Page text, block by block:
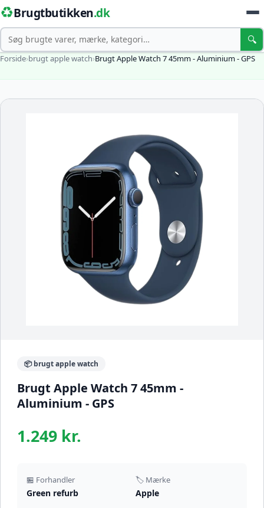
♻️Brugtbutikken.dk
Søg 🔍
Forside›brugt apple watch›Brugt Apple Watch 7 45mm - Aluminium - GPS
📦 brugt apple watch
Brugt Apple Watch 7 45mm -
Aluminium - GPS
1.249 kr.
🏪 Forhandler
Green refurb
🏷️ Mærke
Apple